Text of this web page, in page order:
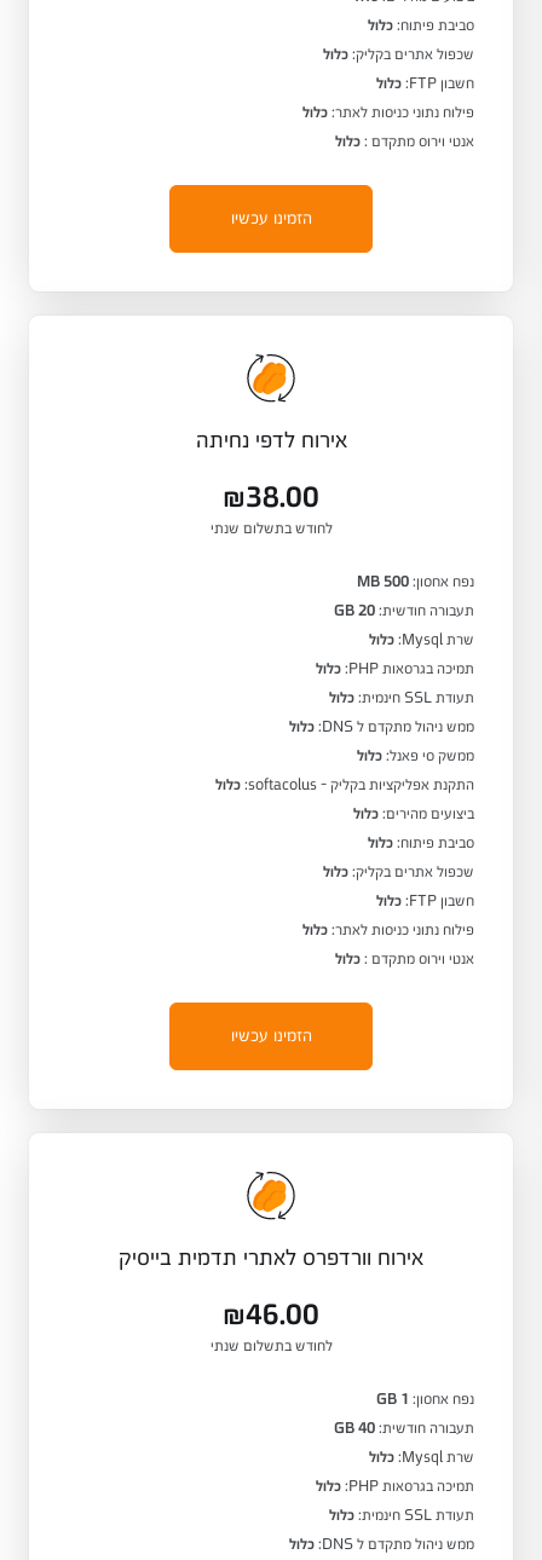
סביבת פיתוח: כלול
שכפול אתרים בקליק: כלול
חשבון FTP:
כלול
פילוח נתוני כניסות לאתר: כלול
אנטי וירוס מתקדם : כלול
הזמינו עכשיו
אירוח לדפי נחיתה
₪38.00
לחודש בתשלום שנתי
נפח אחסון: 500 MB
תעבורה חודשית: 20 GB
שרת Mysql:
כלול
תמיכה בגרסאות PHP:
כלול
תעודת SSL חינמית:
כלול
ממש ניהול מתקדם ל DNS:
כלול
ממשק סי פאנל: כלול
התקנת אפליקציות בקליק - softacolus:
כלול
ביצועים מהירים: כלול
סביבת פיתוח: כלול
שכפול אתרים בקליק: כלול
חשבון FTP:
כלול
פילוח נתוני כניסות לאתר: כלול
אנטי וירוס מתקדם : כלול
הזמינו עכשיו
אירוח וורדפרס לאתרי תדמית בייסיק
₪46.00
לחודש בתשלום שנתי
נפח אחסון: 1 GB
תעבורה חודשית: 40 GB
שרת Mysql:
כלול
תמיכה בגרסאות PHP:
כלול
תעודת SSL חינמית:
כלול
ממש ניהול מתקדם ל DNS:
כלול